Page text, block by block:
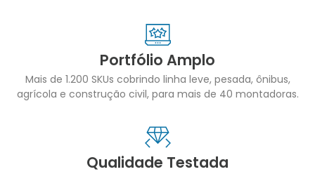
Portfólio Amplo
Mais de 1.200 SKUs cobrindo linha leve, pesada, ônibus,
agrícola e construção civil, para mais de 40 montadoras.
Qualidade Testada